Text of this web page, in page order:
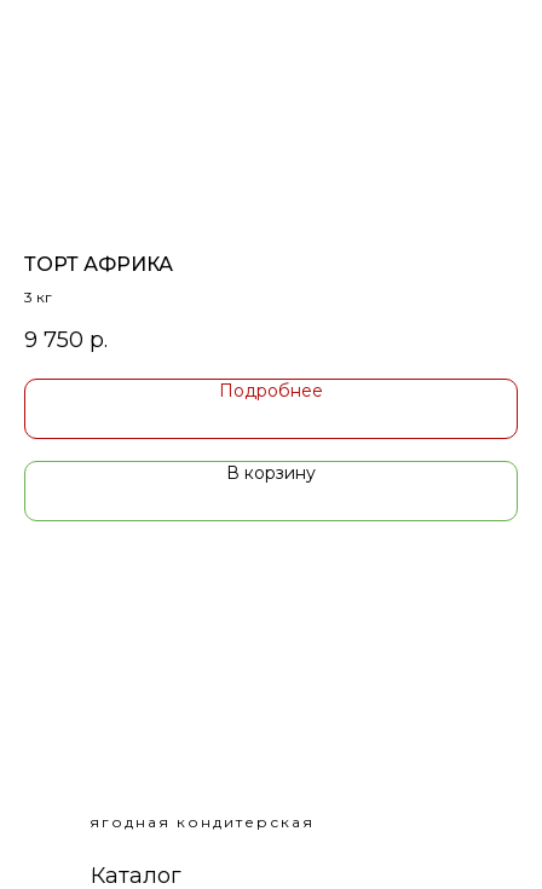
ТОРТ АФРИКА
3 кг
9 750 р.
Подробнее
В корзину
ягодная кондитерская
Каталог